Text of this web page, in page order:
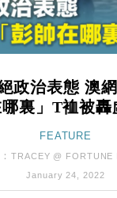
務部擬擴大金屬關
界K11 9月升級會
6月零售額連升14
重啟最多10億美元
售股自救後再出手
政治表態 澳
裏」T裇被轟
FEATURE
TRACEY @ FORTUNE
January 24, 2022